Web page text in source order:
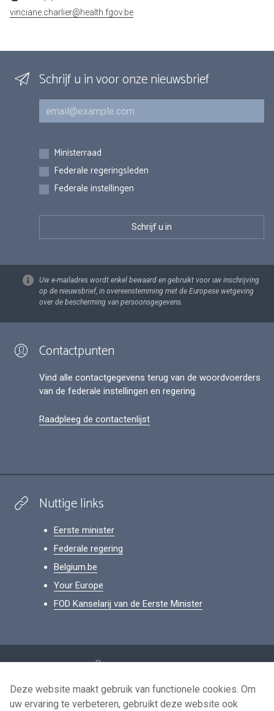
vinciane.charlier@health.fgov.be
Schrijf u in voor onze nieuwsbrief
E-mail
Inschrijvingen
Ministerraad
Federale regeringsleden
Federale instellingen
Uw e-mailadres wordt enkel bewaard en gebruikt voor uw inschrijving
op de nieuwsbrief, in overeenstemming met de Europese wetgeving
over de bescherming van persoonsgegevens.
Contactpunten
Vind alle contactgegevens terug van de woordvoerders
van de federale instellingen en regering.
Raadpleeg de contactenlijst
Nuttige links
Eerste minister
Federale regering
Belgium.be
Your Europe
FOD Kanselarij van de Eerste Minister
Persoonsgegevens
Voorwaarden voor het hergebruik
Contacteer ons
Deze website maakt gebruik van functionele cookies. Om
uw ervaring te verbeteren, gebruikt deze website ook